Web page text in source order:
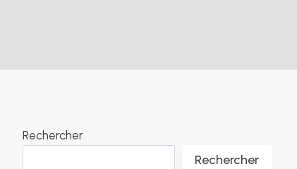
Rechercher
Rechercher